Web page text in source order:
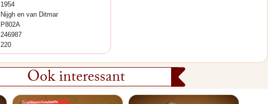
1954
Nijgh en van Ditmar
P802A
246987
220
Ook interessant